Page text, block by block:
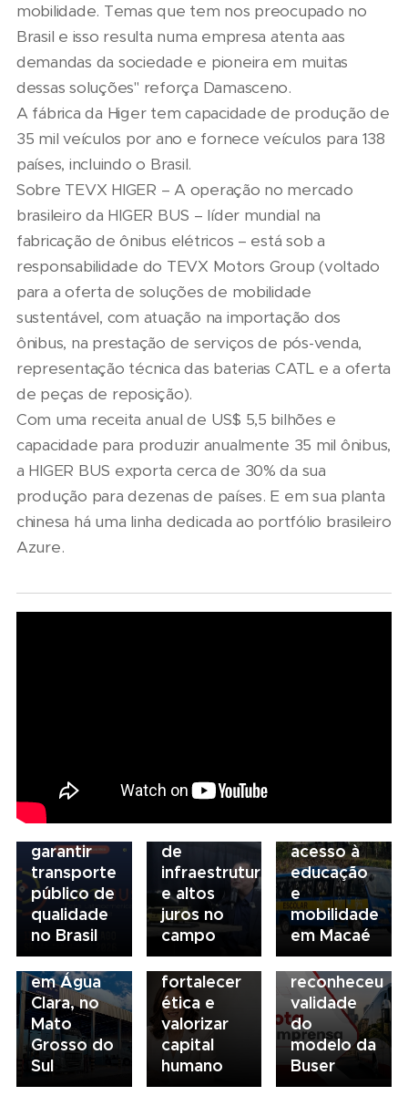
mobilidade. Temas que tem nos preocupado no
Brasil e isso resulta numa empresa atenta aas
demandas da sociedade e pioneira em muitas
dessas soluções" reforça Damasceno.
A fábrica da Higer tem capacidade de produção de
35 mil veículos por ano e fornece veículos para 138
países, incluindo o Brasil.
Sobre TEVX HIGER – A operação no mercado
brasileiro da HIGER BUS – líder mundial na
fabricação de ônibus elétricos – está sob a
responsabilidade do TEVX Motors Group (voltado
para a oferta de soluções de mobilidade
sustentável, com atuação na importação dos
ônibus, na prestação de serviços de pós-venda,
representação técnica das baterias CATL e a oferta
de peças de reposição).
Com uma receita anual de US$ 5,5 bilhões e
capacidade para produzir anualmente 35 mil ônibus,
a HIGER BUS exporta cerca de 30% da sua
produção para dezenas de países. E em sua planta
chinesa há uma linha dedicada ao portfólio brasileiro
Azure.
financiamento
para
garantir
transporte
público de
qualidade
no Brasil
da FAESP
gargalos
de
infraestrutura
e altos
juros no
campo
fortalece
acesso à
educação
e
mobilidade
em Macaé
03/08/2026
Volvo
inaugura
concessionária
em Água
Clara, no
Mato
Grosso do
Sul
03/08/2026
transporte:
BRT
Sorocaba
utiliza
compliance
para
fortalecer
ética e
valorizar
capital
humano
03/08/2026
Sindicato
esclarece
que STF
não
reconheceu
validade
do
modelo da
Buser